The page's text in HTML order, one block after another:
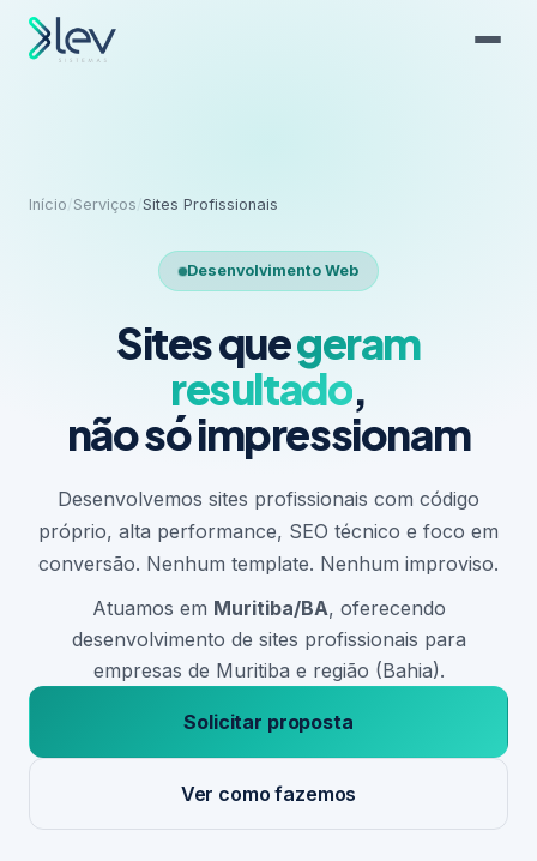
Início Serviços Sites Profissionais
Desenvolvimento Web
Sites quegeram
resultado,
não só impressionam
Desenvolvemos sites profissionais com código
próprio, alta performance, SEO técnico e foco em
conversão. Nenhum template. Nenhum improviso.
Atuamos em Muritiba/BA, oferecendo
desenvolvimento de sites profissionais para
empresas de Muritiba e região (Bahia).
Solicitar proposta
Ver como fazemos